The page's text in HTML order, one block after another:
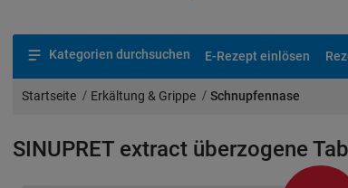
Kategorien durchsuchen E-Rezept einlösen
Startseite Erkältung & Grippe Schnupfennase
SINUPRET extract überzogene